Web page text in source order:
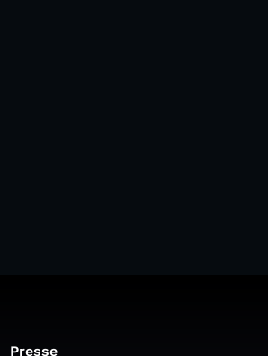
Presse